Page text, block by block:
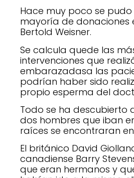
Hace muy poco se
mayoría de donaciones
Bertold Weisner.
Se calcula quede las
intervenciones que
embarazadasa las
podrían haber sido
propio esperma del
Todo se ha descubierto
dos hombres que iban
raíces se encontraran
El británico David
canadiense Barry
que eran hermanos y